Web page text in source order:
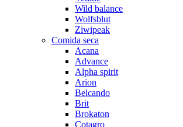
Wild balance
Wolfsblut
Ziwipeak
Comida seca
Acana
Advance
Alpha spirit
Arion
Belcando
Brit
Brokaton
Cotagro